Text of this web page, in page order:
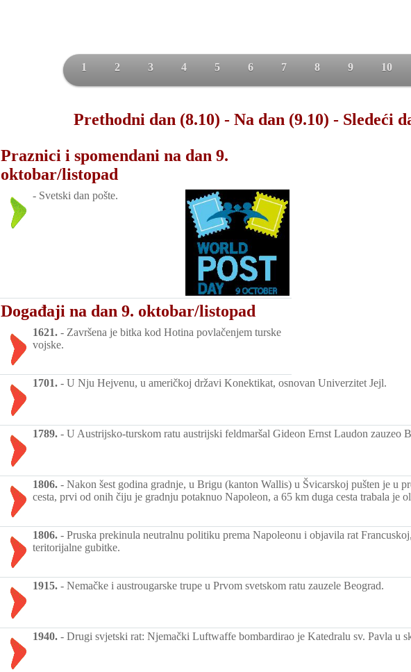
1 2 3 4 5 6 7 8 9 10
Prethodni dan (8.10) - Na dan (9.10) - Sledeći
Praznici i spomendani na dan 9.
oktobar/listopad
- Svetski dan pošte.
Događaji na dan 9. oktobar/listopad
1621. - Završena je bitka kod Hotina povlačenjem turske
vojske.
1701. - U Nju Hejvenu, u američkoj državi Konektikat, osnovan Univerzitet Jejl.
1789. - U Austrijsko-turskom ratu austrijski feldmaršal Gideon Ernst Laudon zauzeo
1806. - Nakon šest godina gradnje, u Brigu (kanton Wallis) u Švicarskoj pušten je u
cesta, prvi od onih čiju je gradnju potaknuo Napoleon, a 65 km duga cesta trabala je
1806. - Pruska prekinula neutralnu politiku prema Napoleonu i objavila rat
teritorijalne gubitke.
1915. - Nemačke i austrougarske trupe u Prvom svetskom ratu zauzele Beograd.
1940. - Drugi svjetski rat: Njemački Luftwaffe bombardirao je Katedralu sv. Pavla u